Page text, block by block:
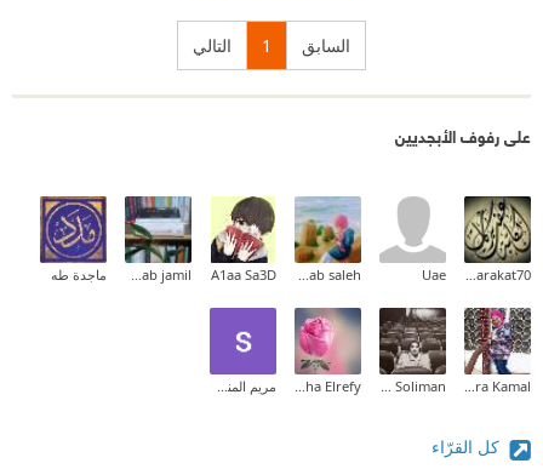
السابق 1 التالي
على رفوف الأبجديين
e.barakat70
Uae
Rehab saleh
A1aa Sa3D
zainab jamil ماجدة طه
Yara Kamal
Mostafa Soliman
noha Elrefy مريم المنسي
كل القرّاء